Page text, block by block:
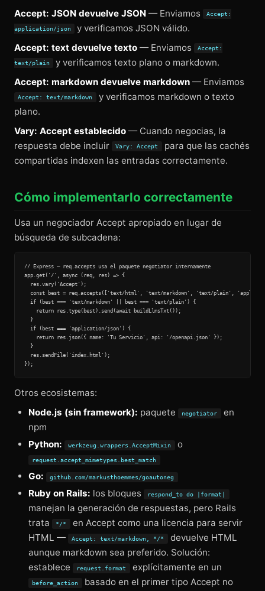
Accept: JSON devuelve JSON — Enviamos Accept:
application/json
y verificamos JSON válido.
Accept: text devuelve texto — Enviamos Accept:
text/plain
y verificamos texto plano o markdown.
Accept: markdown devuelve markdown — Enviamos
Accept: text/markdown
y verificamos markdown o texto
plano.
Vary: Accept establecido — Cuando negocias, la
respuesta debe incluir
Vary: Accept
para que las cachés
compartidas indexen las entradas correctamente.
Cómo implementarlo correctamente
Usa un negociador Accept apropiado en lugar de
búsqueda de subcadena:
// Express — req.accepts usa el paquete negotiator internamente
app.get('/', async (req, res) => {
  res.vary('Accept');
const best = req.accepts(['text/html', 'text/markdown', 'text/plain',
  if (best === 'text/markdown' || best === 'text/plain') {
    return res.type(best).send(await buildLlmsTxt());
  }
  if (best === 'application/json') {
    return res.json({ name: 'Tu Servicio', api: '/openapi.json' });
  }
  res.sendFile('index.html');
Otros ecosistemas:
Node.js (sin framework): paquete negotiator
en
npm
Python:
werkzeug.wrappers.AcceptMixin o
request.accept_mimetypes.best_match
Go: github.com/markusthoemmes/goautoneg
Ruby on Rails: los bloques respond_to do |format|
manejan la generación de respuestas, pero Rails
trata
*/*
en Accept como una licencia para servir
HTML —
Accept: text/markdown, */*
devuelve HTML
aunque markdown sea preferido. Solución:
establece
request.format explícitamente en un
before_action basado en el primer tipo Accept no